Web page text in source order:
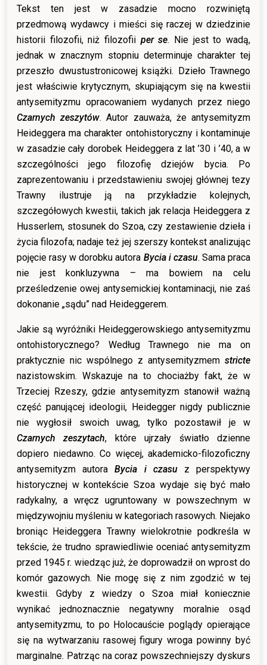
Tekst ten jest w zasadzie mocno rozwiniętą
przedmową wydawcy i mieści się raczej w dziedzinie
historii filozofii, niż filozofii per se. Nie jest to wadą,
jednak w znacznym stopniu determinuje charakter tej
przeszło dwustustronicowej książki. Dzieło Trawnego
jest właściwie krytycznym, skupiającym się na kwestii
antysemityzmu opracowaniem wydanych przez niego
Czarnych zeszytów. Autor zauważa, że antysemityzm
Heideggera ma charakter ontohistoryczny i kontaminuje
w zasadzie cały dorobek Heideggera z lat ’30 i ’40, a w
szczególności jego filozofię dziejów bycia. Po
zaprezentowaniu i przedstawieniu swojej głównej tezy
Trawny ilustruje ją na przykładzie kolejnych,
szczegółowych kwestii, takich jak relacja Heideggera z
Husserlem, stosunek do Szoa, czy zestawienie dzieła i
życia filozofa; nadaje też jej szerszy kontekst analizując
pojęcie rasy w dorobku autora Bycia i czasu. Sama praca
nie jest konkluzywna – ma bowiem na celu
prześledzenie owej antysemickiej kontaminacji, nie zaś
dokonanie „sądu” nad Heideggerem.
Jakie są wyróżniki Heideggerowskiego antysemityzmu
ontohistorycznego? Według Trawnego nie ma on
praktycznie nic wspólnego z antysemityzmem stricte
nazistowskim. Wskazuje na to chociażby fakt, że w
Trzeciej Rzeszy, gdzie antysemityzm stanowił ważną
część panującej ideologii, Heidegger nigdy publicznie
nie wygłosił swoich uwag, tylko pozostawił je w
Czarnych zeszytach, które ujrzały światło dzienne
dopiero niedawno. Co więcej, akademicko-filozoficzny
antysemityzm autoraBycia i czasuz perspektywy
historycznej w kontekście Szoa wydaje się być mało
radykalny, a wręcz ugruntowany w powszechnym w
międzywojniu myśleniu w kategoriach rasowych. Niejako
broniąc Heideggera Trawny wielokrotnie podkreśla w
tekście, że trudno sprawiedliwie oceniać antysemityzm
przed 1945 r. wiedząc już, że doprowadził on wprost do
komór gazowych. Nie mogę się z nim zgodzić w tej
kwestii. Gdyby z wiedzy o Szoa miał koniecznie
wynikać jednoznacznie negatywny moralnie osąd
antysemityzmu, to po Holocauście poglądy opierające
się na wytwarzaniu rasowej figury wroga powinny być
marginalne. Patrząc na coraz powszechniejszy dyskurs